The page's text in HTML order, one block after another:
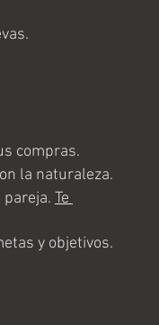
compras.
la naturaleza.
Te
y objetivos.